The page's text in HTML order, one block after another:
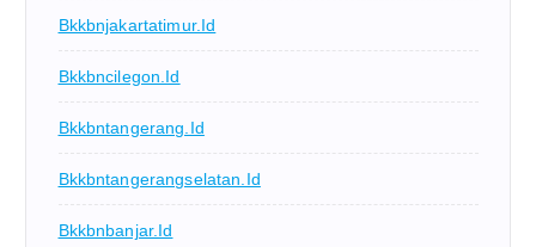
Bkkbnjakartatimur.id
Bkkbncilegon.id
Bkkbntangerang.id
Bkkbntangerangselatan.id
Bkkbnbanjar.id